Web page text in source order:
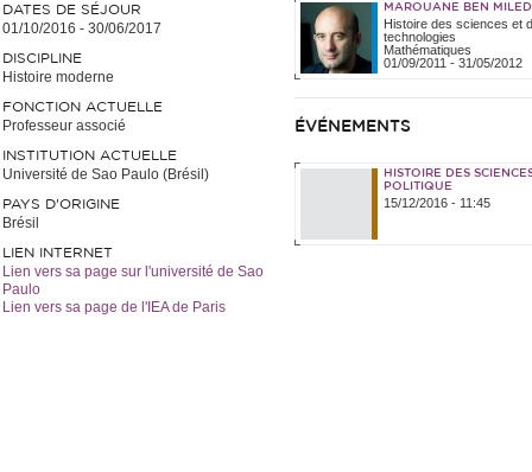
DATES DE SÉJOUR
01/10/2016 - 30/06/2017
DISCIPLINE
Histoire moderne
FONCTION ACTUELLE
Professeur associé
INSTITUTION ACTUELLE
Université de Sao Paulo (Brésil)
PAYS D'ORIGINE
Brésil
LIEN INTERNET
Lien vers sa page sur l'université de Sao
Paulo
Lien vers sa page de l'IEA de Paris
MAROUANE BEN MILED
Histoire des sciences et
technologies
Mathématiques
01/09/2011 - 31/05/2012
ÉVÉNEMENTS
HISTOIRE DES
POLITIQUE
15/12/2016 - 11:45